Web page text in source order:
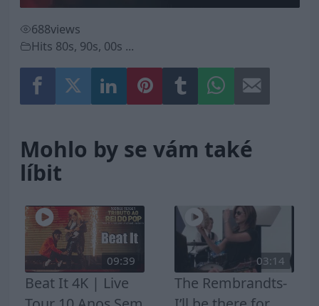
688views
Hits 80s, 90s, 00s ...
Mohlo by se vám také
líbit
09:39
Beat It 4K | Live
03:14
The Rembrandts-